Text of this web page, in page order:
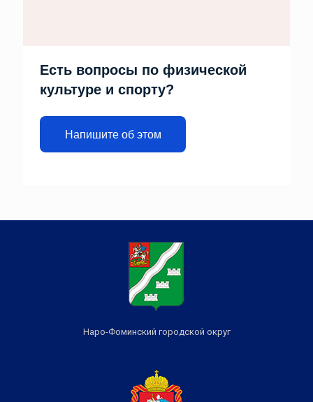
Есть вопросы по физической
культуре и спорту?
Напишите об этом
Наро-Фоминский городской округ